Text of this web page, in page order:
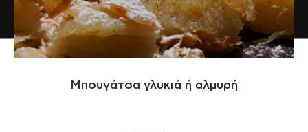
Μπουγάτσα γλυκιά ή αλμυρή